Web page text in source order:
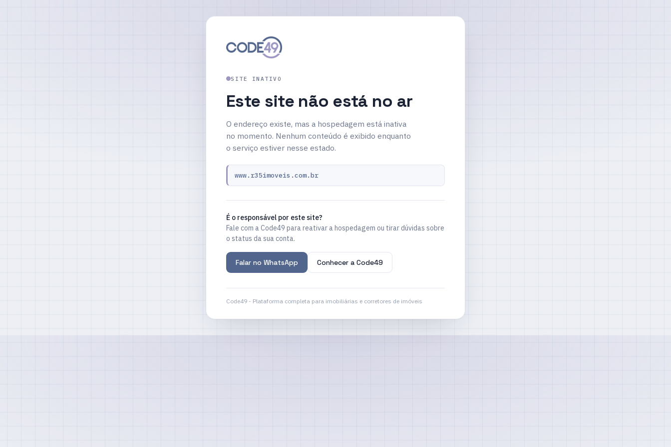
SITE INATIVO
Este site não está no ar
O endereço existe, mas a hospedagem está inativa
no momento. Nenhum conteúdo é exibido enquanto
o serviço estiver nesse estado.
www.r35imoveis.com.br
É o responsável por este site?
Fale com a Code49 para reativar a hospedagem ou tirar dúvidas sobre
o status da sua conta.
Falar no WhatsApp Conhecer a Code49
Code49 - Plataforma completa para imobiliárias e corretores de imóveis